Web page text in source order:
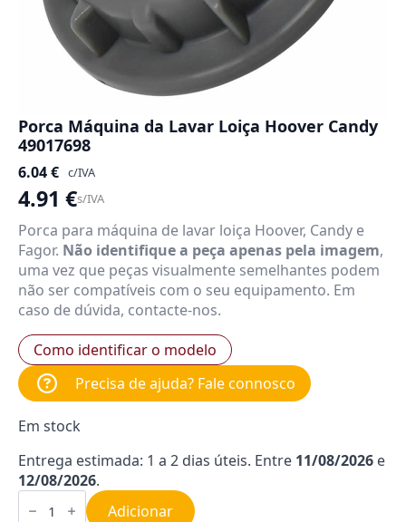
Porca Máquina da Lavar Loiça Hoover Candy
49017698
6.04€ c/IVA
4.91 €s/IVA
Porca para máquina de lavar loiça Hoover, Candy e
Fagor. Não identifique a peça apenas pela imagem,
uma vez que peças visualmente semelhantes podem
não ser compatíveis com o seu equipamento. Em
caso de dúvida, contacte-nos.
Como identificar o modelo
Precisa de ajuda? Fale connosco
Em stock
Entrega estimada: 1 a 2 dias úteis. Entre 11/08/2026 e
12/08/2026.
Quantidade
de Adicionar